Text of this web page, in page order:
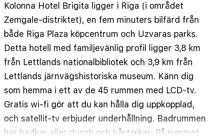
Kolonna Hotel Brigita ligger i Riga (i området
Zemgale-distriktet), en fem minuters bilfärd från
både Riga Plaza köpcentrum och Uzvaras parks.
Detta hotell med familjevänlig profil ligger 3,8 km
från Lettlands nationalbibliotek och 3,9 km från
Lettlands järnvägshistoriska museum. Känn dig
som hemma i ett av de 45 rummen med LCD-tv.
Gratis wi-fi gör att du kan hålla dig uppkopplad,
och satellit-tv erbjuder underhållning. Badrummen
har badkar eller dusch och hårtorkar. På rummet